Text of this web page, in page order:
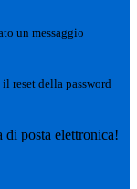
un messaggio
reset della password
di posta elettronica!